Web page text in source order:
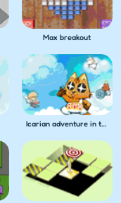
Max breakout
Icarian adventure in the clouds